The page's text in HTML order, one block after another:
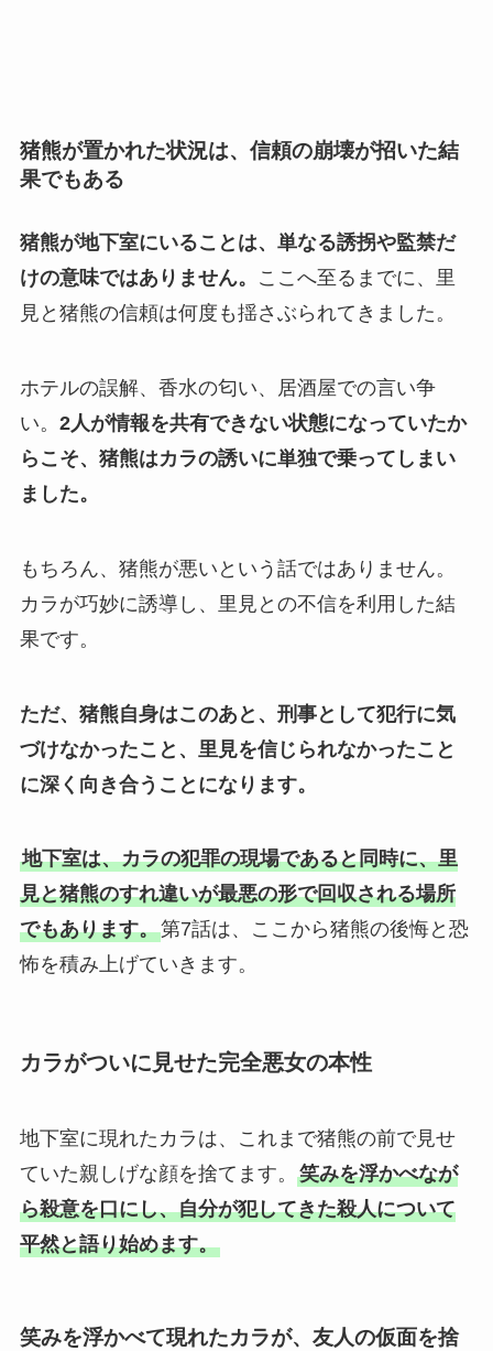
猪熊が置かれた状況は、信頼の崩壊が招いた結
果でもある
猪熊が地下室にいることは、単なる誘拐や監禁だ
けの意味ではありません。
ここへ至るまでに、里
見と猪熊の信頼は何度も揺さぶられてきました。
ホテルの誤解、香水の匂い、居酒屋での言い争
い。 2人が情報を共有できない状態になっていたか
らこそ、猪熊はカラの誘いに単独で乗ってしまい
ました。
もちろん、猪熊が悪いという話ではありません。
カラが巧妙に誘導し、里見との不信を利用した結
果です。
ただ、猪熊自身はこのあと、刑事として犯行に気
づけなかったこと、里見を信じられなかったこと
に深く向き合うことになります。
地下室は、カラの犯罪の現場であると同時に、里
見と猪熊のすれ違いが最悪の形で回収される場所
でもあります。第7話は、ここから猪熊の後悔と恐
怖を積み上げていきます。
カラがついに見せた完全悪女の本性
地下室に現れたカラは、これまで猪熊の前で見せ
ていた親しげな顔を捨てます。 笑みを浮かべなが
ら殺意を口にし、自分が犯してきた殺人について
平然と語り始めます。
笑みを浮かべて現れたカラが、友人の仮面を捨